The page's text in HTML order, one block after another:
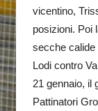
vicentino,
posizioni. Poi
secche calide
Lodi contro
21 gennaio, il
Pattinatori